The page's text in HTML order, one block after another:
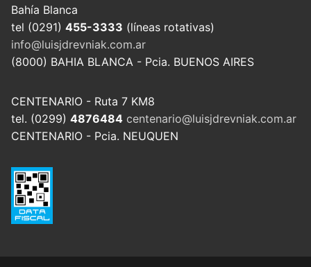
Bahía Blanca
tel (0291) 455-3333 (líneas rotativas)
info@luisjdrevniak.com.ar
(8000) BAHIA BLANCA - Pcia. BUENOS AIRES
CENTENARIO - Ruta 7 KM8
tel. (0299) 4876484 centenario@luisjdrevniak.com.ar
CENTENARIO - Pcia. NEUQUEN